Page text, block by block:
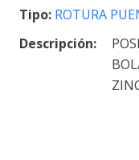
Tipo: ROTURA
Descripción: